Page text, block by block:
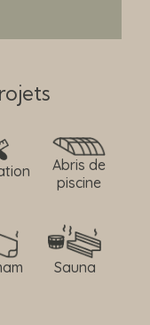
Abris de
piscine
Sauna